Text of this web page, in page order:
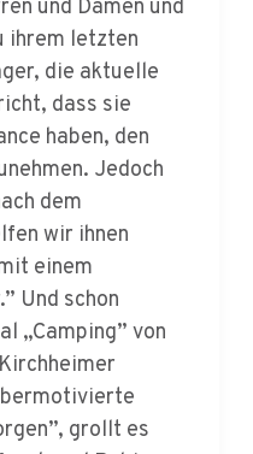
die aktuelle
dass sie
haben, den
Jedoch
dem
wir ihnen
einem
Und schon
von
grollt es
und Robin
nicht